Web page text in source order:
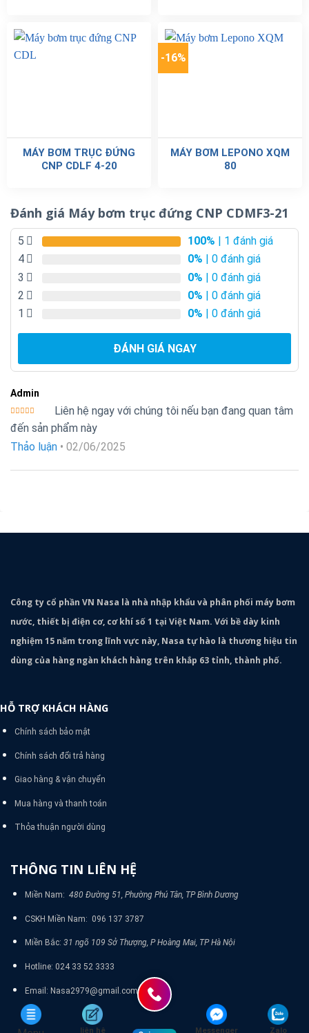
MÁY BƠM TRỤC ĐỨNG
CNP CDLF 4-20
-16%
MÁY BƠM LEPONO XQM
80
Đánh giá Máy bơm trục đứng CNP CDMF3-21
5 100% | 1 đánh giá
4
0% | 0 đánh giá
3
0% | 0 đánh giá
2
0% | 0 đánh giá
1
0% | 0 đánh giá
ĐÁNH GIÁ NGAY
Admin
Được xếp
hạng 55
Liên hệ ngay với chúng tôi nếu bạn đang quan tâm
đến sản phẩm này
Thảo luận • 02/06/2025
Công ty cổ phần VN Nasa là nhà nhập khẩu và phân phối máy bơm
nước, thiết bị điện cơ, cơ khí số 1 tại Việt Nam. Với bề dày kinh
nghiệm 15 năm trong lĩnh vực này, Nasa tự hào là thương hiệu tin
dùng của hàng ngàn khách hàng trên khắp 63 tỉnh, thành phố.
HỖ TRỢ KHÁCH HÀNG
Chính sách bảo mật
Chính sách đổi trả hàng
Giao hàng & vận chuyển
Mua hàng và thanh toán
Thỏa thuận người dùng
THÔNG TIN LIÊN HỆ
Miền Nam: 480 Đường 51, Phường Phú Tân, TP Bình Dương
CSKH Miền Nam: 096 137 3787
Miền Bắc: 31 ngõ 109 Sở Thượng, P Hoàng Mai, TP Hà Nội
Hotline: 024 33 52 3333
Email: Nasa2979@gmail.com
liên hệ Messenger Zalo